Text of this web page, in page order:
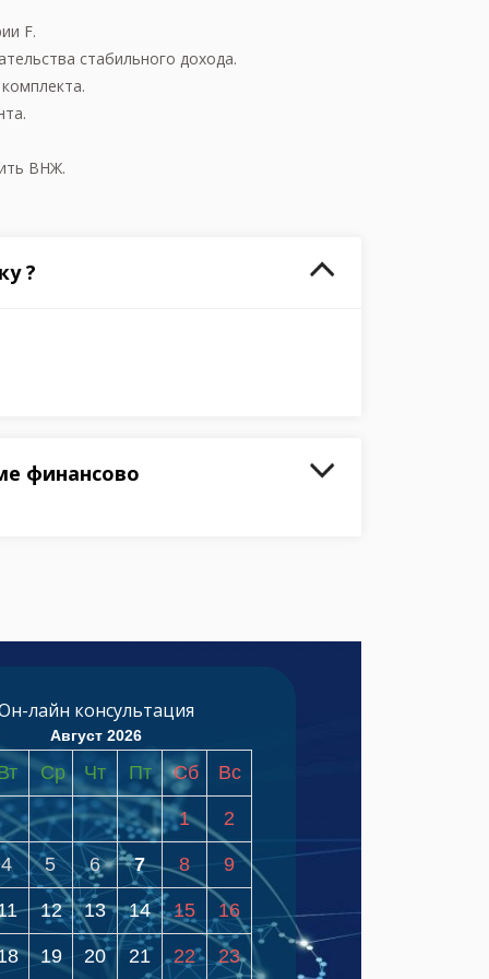
F.
стабильного дохода.
ВНЖ.
?
финансово
лайн консультация
Август 2026
Ср Чт Пт Сб Вс
1 2
4 5 6 7 8 9
12 13 14 15 16
19 20 21 22 23